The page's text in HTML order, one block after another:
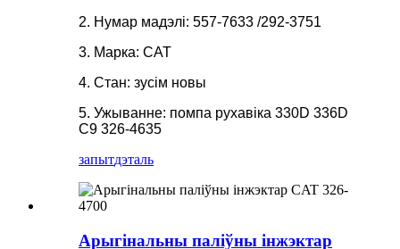
2. Нумар мадэлі: 557-7633 /292-3751
3. Марка: CAT
4. Стан: зусім новы
5. Ужыванне: помпа рухавіка 330D 336D
C9 326-4635
запытдэталь
Арыгінальны паліўны інжэктар